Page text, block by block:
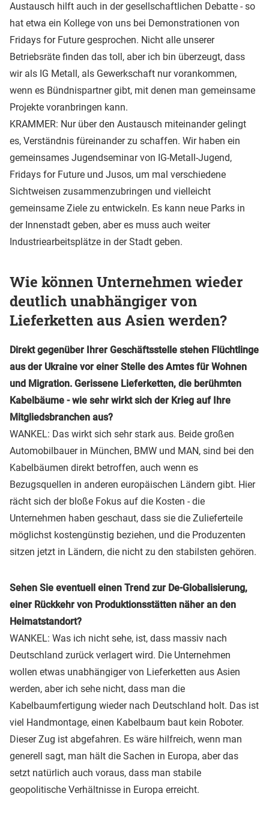
Austausch hilft auch in der gesellschaftlichen Debatte - so
hat etwa ein Kollege von uns bei Demonstrationen von
Fridays for Future gesprochen. Nicht alle unserer
Betriebsräte finden das toll, aber ich bin überzeugt, dass
wir als IG Metall, als Gewerkschaft nur vorankommen,
wenn es Bündnispartner gibt, mit denen man gemeinsame
Projekte voranbringen kann.
KRAMMER: Nur über den Austausch miteinander gelingt
es, Verständnis füreinander zu schaffen. Wir haben ein
gemeinsames Jugendseminar von IG-Metall-Jugend,
Fridays for Future und Jusos, um mal verschiedene
Sichtweisen zusammenzubringen und vielleicht
gemeinsame Ziele zu entwickeln. Es kann neue Parks in
der Innenstadt geben, aber es muss auch weiter
Industriearbeitsplätze in der Stadt geben.
Wie können Unternehmen wieder
deutlich unabhängiger von
Lieferketten aus Asien werden?
Direkt gegenüber Ihrer Geschäftsstelle stehen Flüchtlinge
aus der Ukraine vor einer Stelle des Amtes für Wohnen
und Migration. Gerissene Lieferketten, die berühmten
Kabelbäume - wie sehr wirkt sich der Krieg auf Ihre
Mitgliedsbranchen aus?
WANKEL: Das wirkt sich sehr stark aus. Beide großen
Automobilbauer in München, BMW und MAN, sind bei den
Kabelbäumen direkt betroffen, auch wenn es
Bezugsquellen in anderen europäischen Ländern gibt. Hier
rächt sich der bloße Fokus auf die Kosten - die
Unternehmen haben geschaut, dass sie die Zulieferteile
möglichst kostengünstig beziehen, und die Produzenten
sitzen jetzt in Ländern, die nicht zu den stabilsten gehören.
Sehen Sie eventuell einen Trend zur De-Globalisierung,
einer Rückkehr von Produktionsstätten näher an den
Heimatstandort?
WANKEL: Was ich nicht sehe, ist, dass massiv nach
Deutschland zurück verlagert wird. Die Unternehmen
wollen etwas unabhängiger von Lieferketten aus Asien
werden, aber ich sehe nicht, dass man die
Kabelbaumfertigung wieder nach Deutschland holt. Das ist
viel Handmontage, einen Kabelbaum baut kein Roboter.
Dieser Zug ist abgefahren. Es wäre hilfreich, wenn man
generell sagt, man hält die Sachen in Europa, aber das
setzt natürlich auch voraus, dass man stabile
geopolitische Verhältnisse in Europa erreicht.